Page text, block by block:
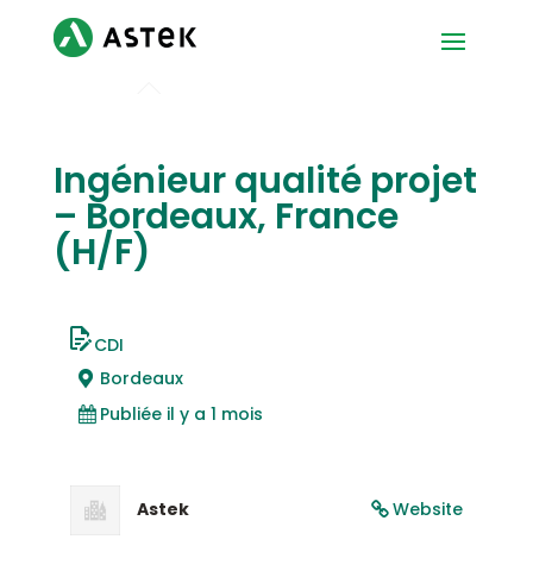
Ingénieur qualité projet
– Bordeaux, France
(H/F)
CDI
Bordeaux
Publiée il y a 1 mois
Website
Astek